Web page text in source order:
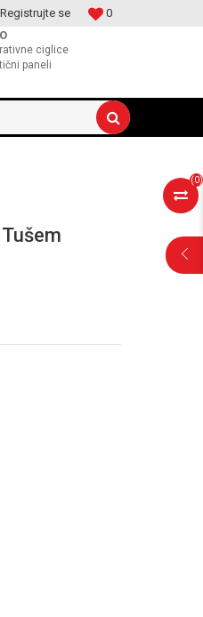
0
Registrujte se
ciglice
paneli
(0)